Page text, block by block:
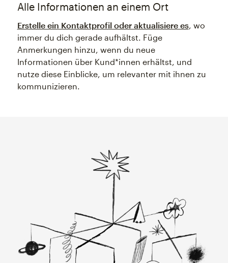
Alle Informationen an einem Ort
Erstelle ein Kontaktprofil oder aktualisiere es, wo
immer du dich gerade aufhältst. Füge
Anmerkungen hinzu, wenn du neue
Informationen über Kund*innen erhältst, und
nutze diese Einblicke, um relevanter mit ihnen zu
kommunizieren.